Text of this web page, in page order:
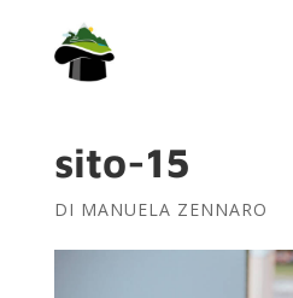
sito-15
DI MANUELA ZENNARO